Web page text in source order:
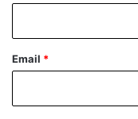
Email *